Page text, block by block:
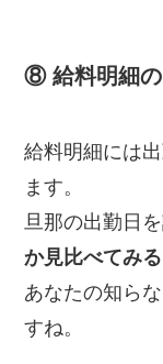
⑧ 給料明細の
給料明細には
ます。
旦那の出勤日
か見比べてみる
あなたの知ら
すね。